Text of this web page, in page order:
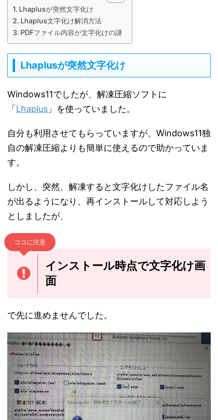
Lhaplusが突然文字化け
Lhaplus文字化け解消方法
PDFファイル内容が文字化けの謎
Lhaplusが突然文字化け
Windows11でしたが、解凍圧縮ソフトに
「 Lhaplus 」を使っていました。
自分も利用させてもらっていますが、Windows11独
自の解凍圧縮よりも簡単に使えるので助かっていま
す。
しかし、突然、解凍すると文字化けしたファイル名
が出るようになり、再インストールして対応しよう
としましたが、
ココに注意
インストール時点で文字化け画
面
で先に進めませんでした。